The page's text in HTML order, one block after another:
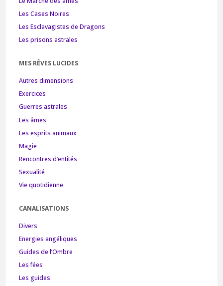
Les Cases Noires
Les Esclavagistes de Dragons
Les prisons astrales
MES RÊVES LUCIDES
Autres dimensions
Exercices
Guerres astrales
Les âmes
Les esprits animaux
Magie
Rencontres d’entités
Sexualité
Vie quotidienne
CANALISATIONS
Divers
Energies angéliques
Guides de l’Ombre
Les fées
Les guides